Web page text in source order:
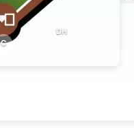
C
DH